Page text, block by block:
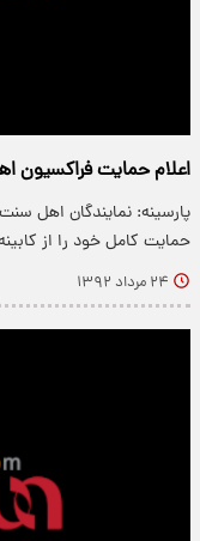
اعلام حمایت فراکسیون
پارسینه: نمایندگان اهل
حمایت کامل خود را از
۲۴ مرداد ۱۳۹۲